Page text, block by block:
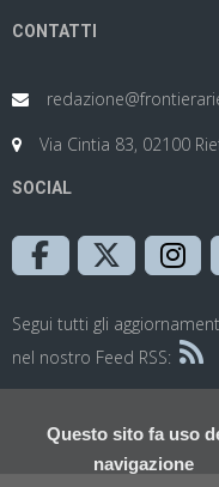
Questo sito fa uso
navigazione
CONTATTI
Via Cintia 83, 02100
SOCIAL
Segui tutti gli
nel nostro Feed RSS: